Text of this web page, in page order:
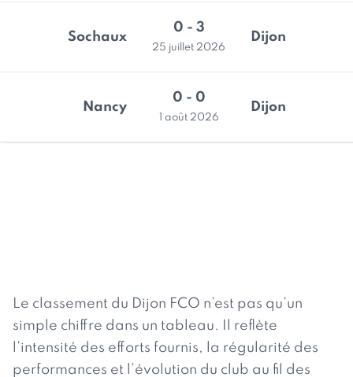
Sochaux
0 - 3
25 juillet 2026
Dijon
Nancy
0 - 0
1 août 2026
Dijon
Le classement du Dijon FCO n’est pas qu’un
simple chiffre dans un tableau. Il reflète
l’intensité des efforts fournis, la régularité des
performances et l’évolution du club au fil des